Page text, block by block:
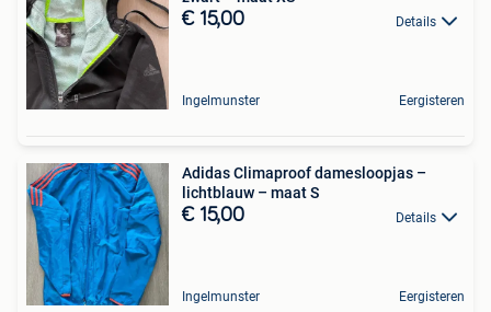
€ 15,00 Details
Ingelmunster Eergisteren
Adidas Climaproof damesloopjas –
lichtblauw – maat S
€ 15,00 Details
Ingelmunster Eergisteren